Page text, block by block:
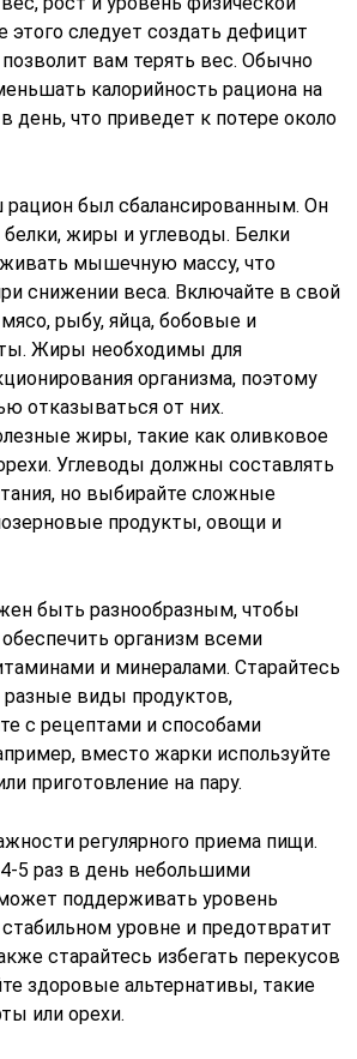
этого следует создать дефицит
вам терять вес. Обычно
калорийность рациона на
день, что приведет к потере около
был сбалансированным. Он
жиры и углеводы. Белки
мышечную массу, что
снижении веса. Включайте в свой
рыбу, яйца, бобовые и
Жиры необходимы для
организма, поэтому
отказываться от них.
жиры, такие как оливковое
Углеводы должны составлять
но выбирайте сложные
продукты, овощи и
быть разнообразным, чтобы
организм всеми
и минералами. Старайтесь
виды продуктов,
с рецептами и способами
вместо жарки используйте
приготовление на пару.
регулярного приема пищи.
5 раз в день небольшими
поддерживать уровень
уровне и предотвратит
старайтесь избегать перекусов
здоровые альтернативы, такие
или орехи.